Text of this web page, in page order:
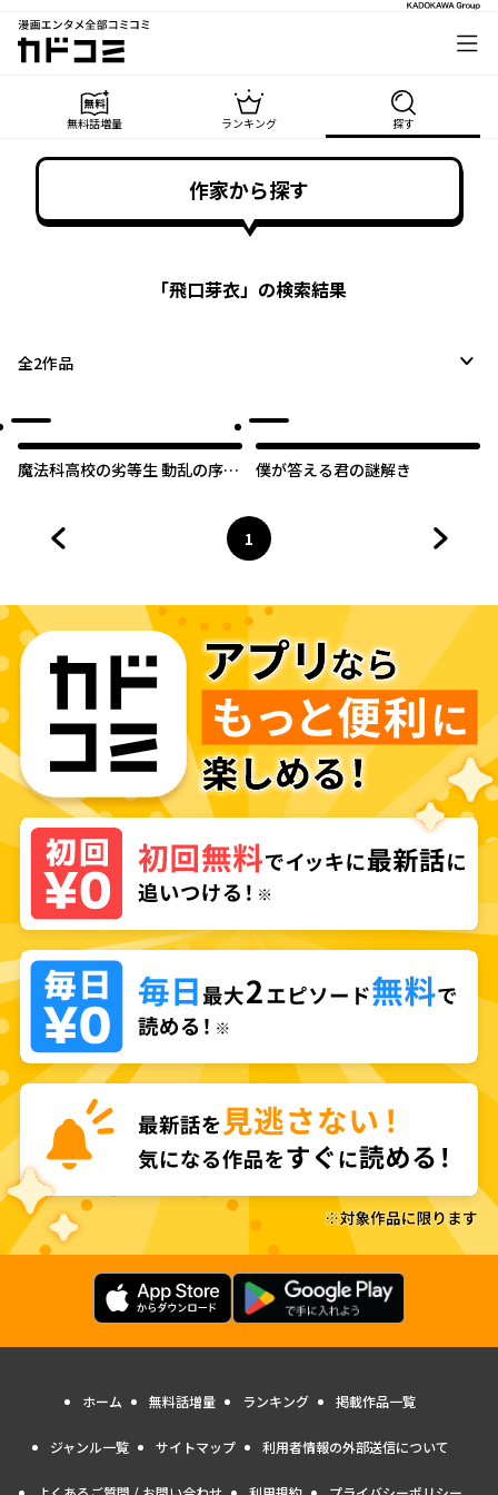
漫画エンタメ全部コミコミ
カドコミ
無料話増量 ランキング 探す
作家から探す
「飛口芽衣」の検索結果
全2作品
魔法科高校の劣等生 動乱の序章
僕が答える君の謎解き
ページ
1
へ
ホーム 無料話増量 ランキング 掲載作品一覧
ジャンル一覧 サイトマップ 利用者情報の外部送信について